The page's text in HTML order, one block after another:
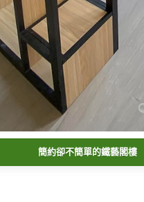
簡約卻不簡單的鐵藝閣樓